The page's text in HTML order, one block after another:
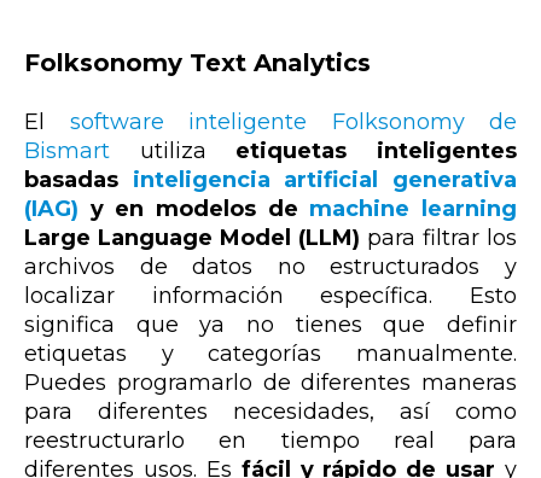
Folksonomy Text Analytics
El software inteligente Folksonomy de
Bismart utiliza etiquetas inteligentes
basadas inteligencia artificial generativa
(IAG) y en modelos de machine learning
Large Language Model (LLM) para filtrar los
archivos de datos no estructurados y
localizar información específica. Esto
significa que ya no tienes que definir
etiquetas y categorías manualmente.
Puedes programarlo de diferentes maneras
para diferentes necesidades, así como
reestructurarlo en tiempo real para
diferentes usos. Es fácil y rápido de usar y